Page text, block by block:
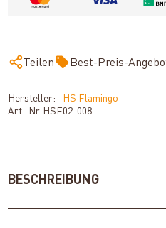
Teilen Best-Preis-
Hersteller:
HS Flamingo
Art.-Nr. HSF02-008
BESCHREIBUNG